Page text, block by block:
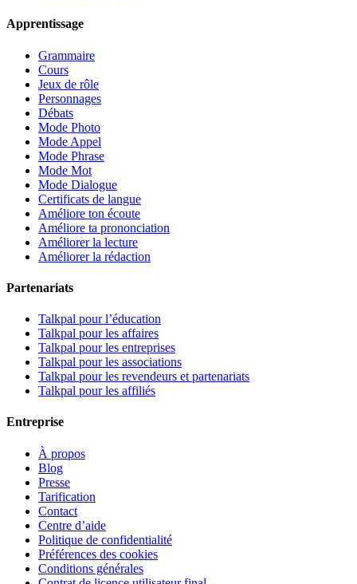
Apprentissage
Grammaire
Cours
Jeux de rôle
Personnages
Débats
Mode Photo
Mode Appel
Mode Phrase
Mode Mot
Mode Dialogue
Certificats de langue
Améliore ton écoute
Améliore ta prononciation
Améliorer la lecture
Améliorer la rédaction
Partenariats
Talkpal pour l’éducation
Talkpal pour les affaires
Talkpal pour les entreprises
Talkpal pour les associations
Talkpal pour les revendeurs et partenariats
Talkpal pour les affiliés
Entreprise
À propos
Blog
Presse
Tarification
Contact
Centre d’aide
Politique de confidentialité
Préférences des cookies
Conditions générales